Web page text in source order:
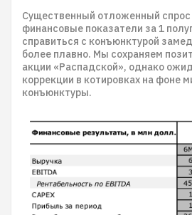
Существенный отложенный
финансовые показатели за 1
справиться с конъюнктурой
более плавно. Мы сохраняем
акции «Распадской», однако
коррекции в котировках на фоне
конъюнктуры.